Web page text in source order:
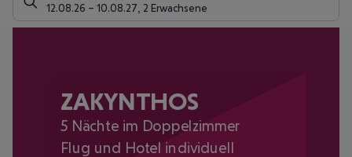
12.08.26 – 10.08.27 2 Erwachsene
ZAKYNTHOS
5 Nächte im Doppelzimmer
Flug und Hotel individuell